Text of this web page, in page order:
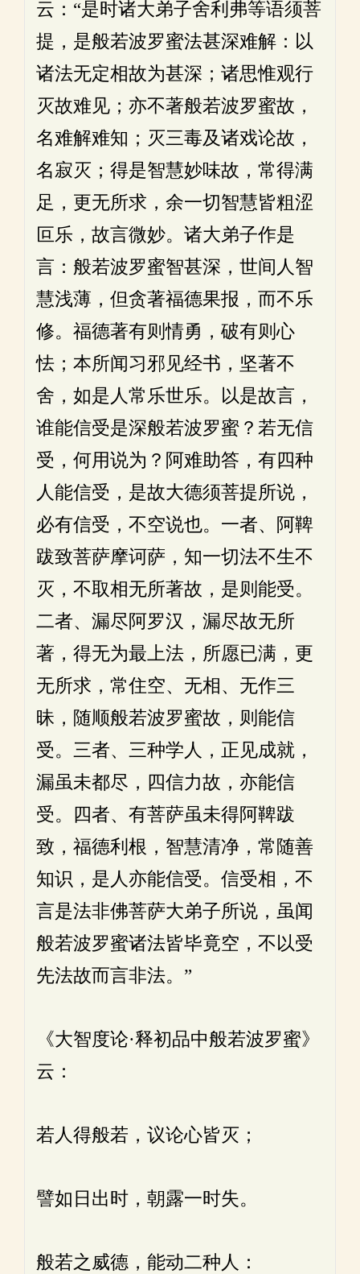
云：“是时诸大弟子舍利弗等语须菩
提，是般若波罗蜜法甚深难解：以
诸法无定相故为甚深；诸思惟观行
灭故难见；亦不著般若波罗蜜故，
名难解难知；灭三毒及诸戏论故，
名寂灭；得是智慧妙味故，常得满
足，更无所求，余一切智慧皆粗涩
叵乐，故言微妙。诸大弟子作是
言：般若波罗蜜智甚深，世间人智
慧浅薄，但贪著福德果报，而不乐
修。福德著有则情勇，破有则心
怯；本所闻习邪见经书，坚著不
舍，如是人常乐世乐。以是故言，
谁能信受是深般若波罗蜜？若无信
受，何用说为？阿难助答，有四种
人能信受，是故大德须菩提所说，
必有信受，不空说也。一者、阿鞞
跋致菩萨摩诃萨，知一切法不生不
灭，不取相无所著故，是则能受。
二者、漏尽阿罗汉，漏尽故无所
著，得无为最上法，所愿已满，更
无所求，常住空、无相、无作三
昧，随顺般若波罗蜜故，则能信
受。三者、三种学人，正见成就，
漏虽未都尽，四信力故，亦能信
受。四者、有菩萨虽未得阿鞞跋
致，福德利根，智慧清净，常随善
知识，是人亦能信受。信受相，不
言是法非佛菩萨大弟子所说，虽闻
般若波罗蜜诸法皆毕竟空，不以受
先法故而言非法。”
《大智度论·释初品中般若波罗蜜》
云：
若人得般若，议论心皆灭；
譬如日出时，朝露一时失。
般若之威德，能动二种人：